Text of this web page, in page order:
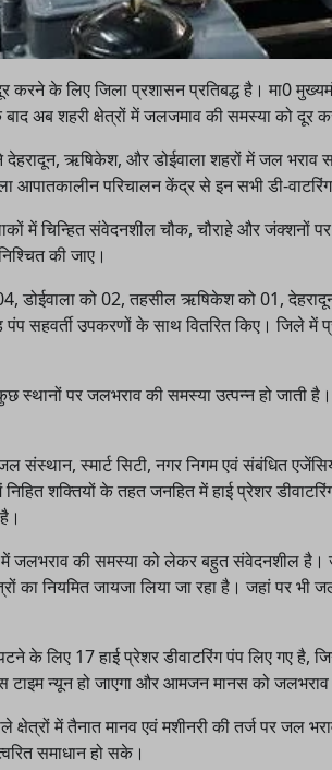
करने के लिए जिला प्रशासन प्रतिबद्ध है। मा0
अब शहरी क्षेत्रों में जलजमाव की समस्या को दूर
देहरादून, ऋषिकेश, और डोईवाला शहरों में जल
आपातकालीन परिचालन केंद्र से इन सभी डी-
में चिन्हित संवेदनशील चौक, चौराहे और जंक्शनों
की जाए।
डोईवाला को 02, तहसील ऋषिकेश को 01,
सहवर्ती उपकरणों के साथ वितरित किए। जिले में
कुछ स्थानों पर जलभराव की समस्या उत्पन्न हो
स्मार्ट सिटी, नगर निगम एवं संबंधित
शक्तियों के तहत जनहित में हाई प्रेशर
में जलभराव की समस्या को लेकर बहुत संवेदनशील
का नियमित जायजा लिया जा रहा है। जहां पर
के लिए 17 हाई प्रेशर डीवाटरिंग पंप लिए गए
टाइम न्यून हो जाएगा और आमजन मानस को
में तैनात मानव एवं मशीनरी की तर्ज पर जल
समाधान हो सके।